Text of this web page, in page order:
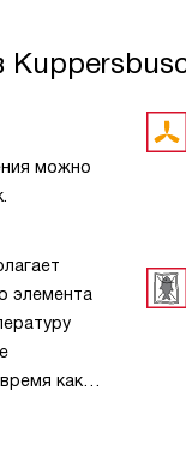
можно
элемента
как